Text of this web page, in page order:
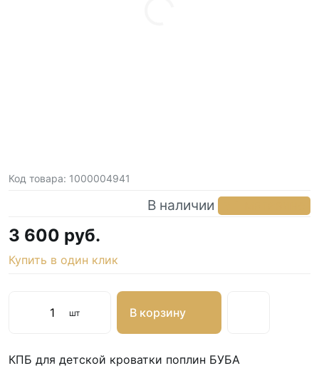
Код товара: 1000004941
В наличии
3 600 руб.
Купить в один клик
шт В корзину
КПБ для детской кроватки поплин БУБА